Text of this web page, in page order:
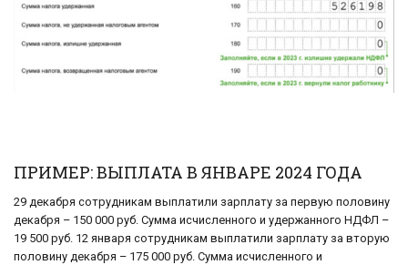
ПРИМЕР: ВЫПЛАТА В ЯНВАРЕ 2024 ГОДА
29 декабря сотрудникам выплатили зарплату за первую половину
декабря – 150 000 руб. Сумма исчисленного и удержанного НДФЛ –
19 500 руб. 12 января сотрудникам выплатили зарплату за вторую
половину декабря – 175 000 руб. Сумма исчисленного и